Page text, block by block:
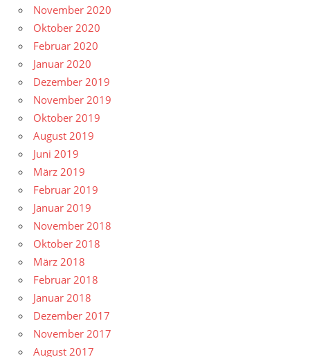
November 2020
Oktober 2020
Februar 2020
Januar 2020
Dezember 2019
November 2019
Oktober 2019
August 2019
Juni 2019
März 2019
Februar 2019
Januar 2019
November 2018
Oktober 2018
März 2018
Februar 2018
Januar 2018
Dezember 2017
November 2017
August 2017